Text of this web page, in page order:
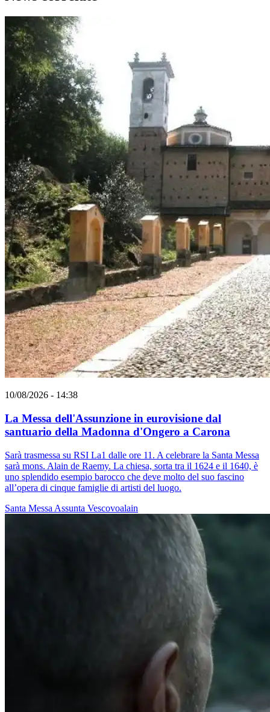
10/08/2026 - 14:38
La Messa dell'Assunzione in eurovisione dal
santuario della Madonna d'Ongero a Carona
Sarà trasmessa su RSI La1 dalle ore 11. A celebrare la Santa Messa
sarà mons. Alain de Raemy. La chiesa, sorta tra il 1624 e il 1640, è
uno splendido esempio barocco che deve molto del suo fascino
all’opera di cinque famiglie di artisti del luogo.
Santa Messa Assunta Vescovoalain